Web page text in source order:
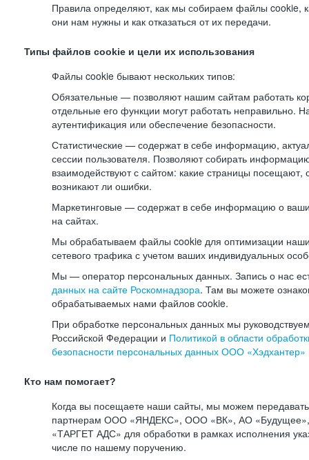
Правила определяют, как мы собираем файлы cookie,
они нам нужны и как отказаться от их передачи.
Типы файлов cookie и цели их использования
Файлы cookie бывают нескольких типов:
Обязательные — позволяют нашим сайтам работать
отдельные его функции могут работать неправильно.
аутентификация или обеспечение безопасности.
Статистические — содержат в себе информацию,
сессии пользователя. Позволяют собирать
взаимодействуют с сайтом: какие страницы посещают,
возникают ли ошибки.
Маркетинговые — содержат в себе информацию о
на сайтах.
Мы обрабатываем файлы cookie для оптимизации
сетевого трафика с учетом ваших индивидуальных
Мы — оператор персональных данных. Запись о нас
данных на сайте Роскомнадзора. Там вы можете
обрабатываемых нами файлов cookie.
При обработке персональных данных мы
Российской Федерации и Политикой в области
безопасности персональных данных ООО «Хэдхантер»
Кто нам помогает?
Когда вы посещаете наши сайты, мы можем
партнерам ООО «ЯНДЕКС», ООО «ВК», АО
«ТАРГЕТ АДС» для обработки в рамках исполнения
числе по нашему поручению.